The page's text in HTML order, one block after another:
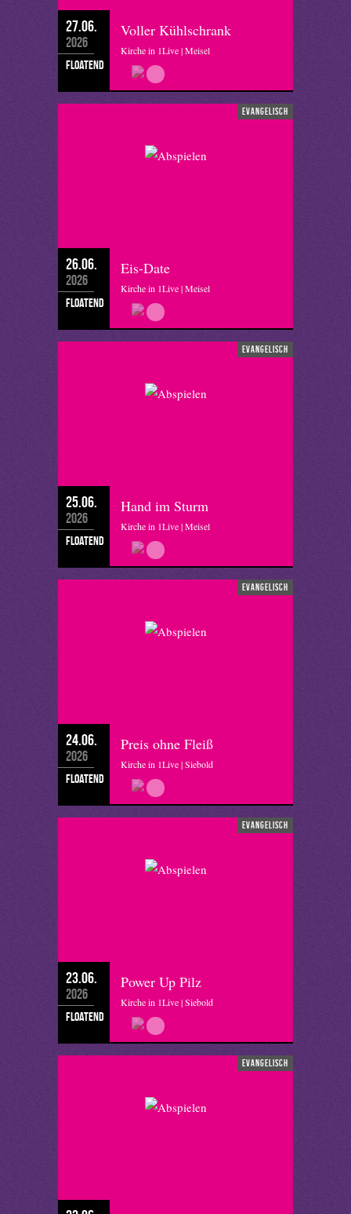
27.06.
2026
floatend
Voller Kühlschrank
Kirche in 1Live | Meisel
evangelisch
26.06.
2026
floatend
Eis-Date
Kirche in 1Live | Meisel
evangelisch
25.06.
2026
floatend
Hand im Sturm
Kirche in 1Live | Meisel
evangelisch
24.06.
2026
floatend
Preis ohne Fleiß
Kirche in 1Live | Siebold
evangelisch
23.06.
2026
floatend
Power Up Pilz
Kirche in 1Live | Siebold
evangelisch